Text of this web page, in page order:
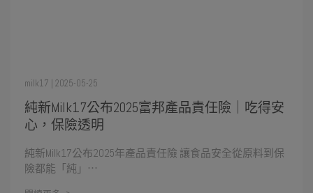
純新Milk17公布2025富邦產品責任險｜吃得安
心，保險透明
milk17 | 2025-05-25
純新Milk17公布2025年產品責任險 讓食品安全從原料到保
險都能「純」⋯